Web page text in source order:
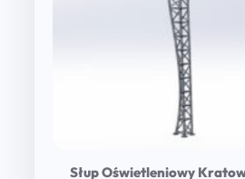
Słup Oświetleniowy